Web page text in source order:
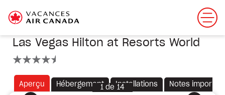
Las Vegas Hilton at Resorts World
Aperçu Hébergement Installations Notes
1de 14